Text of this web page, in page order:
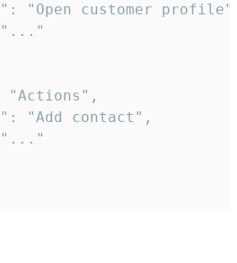
"Open customer
"Actions",
"Add contact",